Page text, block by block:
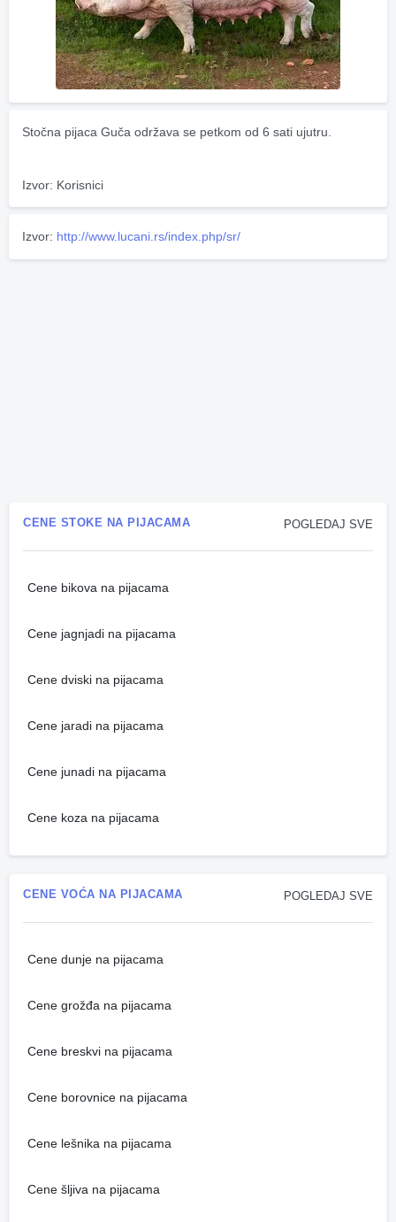
Stočna pijaca Guča održava se petkom od 6 sati ujutru.
Izvor: Korisnici
Izvor: http://www.lucani.rs/index.php/sr/
POGLEDAJ SVE
CENE STOKE NA PIJACAMA
Cene bikova na pijacama
Cene jagnjadi na pijacama
Cene dviski na pijacama
Cene jaradi na pijacama
Cene junadi na pijacama
Cene koza na pijacama
POGLEDAJ SVE
CENE VOĆA NA PIJACAMA
Cene dunje na pijacama
Cene grožđa na pijacama
Cene breskvi na pijacama
Cene borovnice na pijacama
Cene lešnika na pijacama
Cene šljiva na pijacama